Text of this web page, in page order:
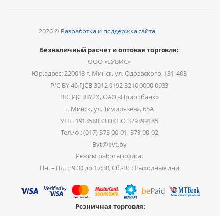
2026 © Разработка и поддержка сайта
Безналичный расчет и оптовая торговля:
ООО «БУВИС»
Юр.адрес: 220018 г. Минск, ул. Одоевского, 131-403
Р/С BY 46 PJCB 3012 0192 3210 0000 0933
BIC PJCBBY2X, ОАО «Приорбанк»
г. Минск, ул. Тимирязева, 65А
УНП 191358833 ОКПО 379399185
Тел./ф.: (017) 373-00-01, 373-00-02
Bvt@bvt.by
Режим работы офиса:
Пн. – Пт.: с 9:30 до 17:30, Сб.-Вс.: Выходные дни
Розничная торговля: